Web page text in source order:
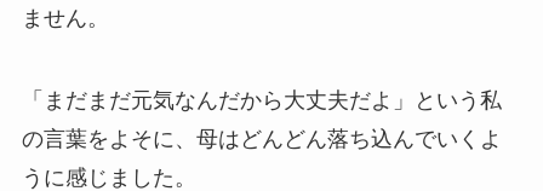
ません。
「まだまだ元気なんだから大丈夫だよ」という私
の言葉をよそに、母はどんどん落ち込んでいくよ
うに感じました。